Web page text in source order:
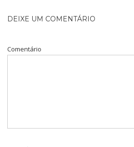
DEIXE UM COMENTÁRIO
Comentário